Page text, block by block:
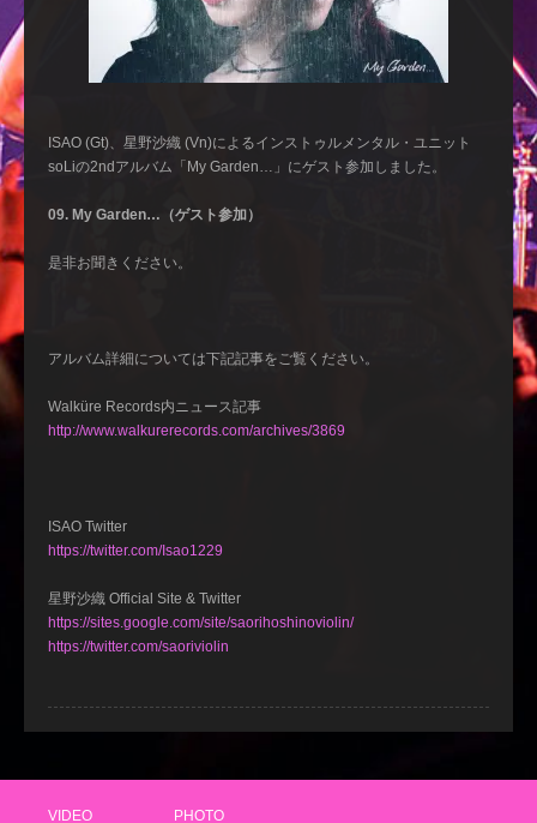
ISAO (Gt)、星野沙織 (Vn)によるインストゥルメンタル・ユニット
soLiの2ndアルバム「My Garden…」にゲスト参加しました。
09. My Garden…（ゲスト参加）
是非お聞きください。
アルバム詳細については下記記事をご覧ください。
Walküre Records内ニュース記事
http://www.walkurerecords.com/archives/3869
ISAO Twitter
https://twitter.com/Isao1229
星野沙織 Official Site & Twitter
https://sites.google.com/site/saorihoshinoviolin/
https://twitter.com/saoriviolin
VIDEO PHOTO